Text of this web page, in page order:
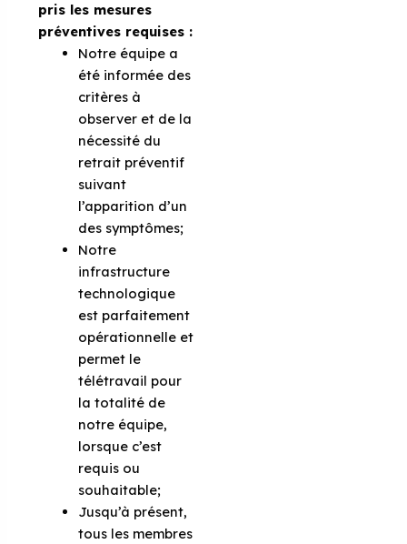
pris les mesures
préventives requises :
Notre équipe a
été informée des
critères à
observer et de la
nécessité du
retrait préventif
suivant
l’apparition d’un
des symptômes;
Notre
infrastructure
technologique
est parfaitement
opérationnelle et
permet le
télétravail pour
la totalité de
notre équipe,
lorsque c’est
requis ou
souhaitable;
Jusqu’à présent,
tous les membres